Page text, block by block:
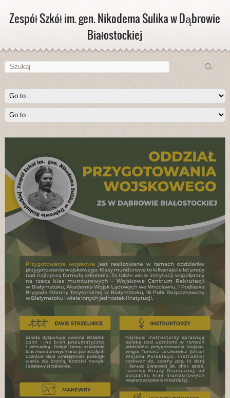
Zespół Szkół im. gen. Nikodema Sulika w Dąbrowie
Białostockiej